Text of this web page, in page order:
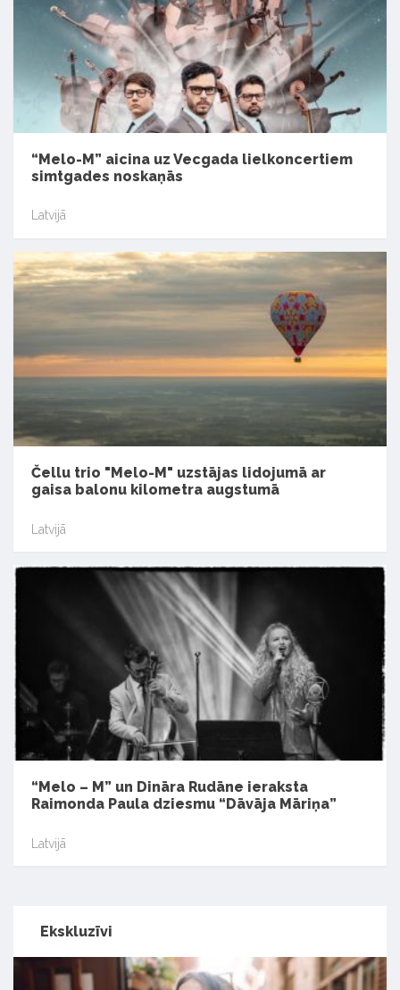
“Melo-M” aicina uz Vecgada lielkoncertiem
simtgades noskaņās
Latvijā
Čellu trio "Melo-M" uzstājas lidojumā ar
gaisa balonu kilometra augstumā
Latvijā
“Melo – M” un Dināra Rudāne ieraksta
Raimonda Paula dziesmu “Dāvāja Māriņa”
Latvijā
Ekskluzīvi